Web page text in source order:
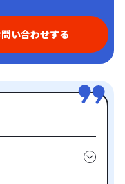
い合わせする